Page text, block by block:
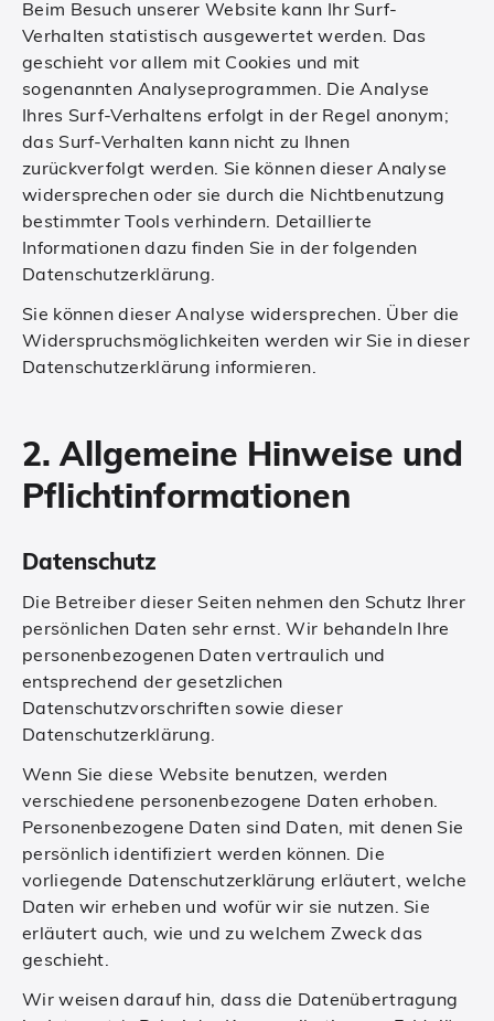
Beim Besuch unserer Website kann Ihr Surf-
Verhalten statistisch ausgewertet werden. Das
geschieht vor allem mit Cookies und mit
sogenannten Analyseprogrammen. Die Analyse
Ihres Surf-Verhaltens erfolgt in der Regel anonym;
das Surf-Verhalten kann nicht zu Ihnen
zurückverfolgt werden. Sie können dieser Analyse
widersprechen oder sie durch die Nichtbenutzung
bestimmter Tools verhindern. Detaillierte
Informationen dazu finden Sie in der folgenden
Datenschutzerklärung.
Sie können dieser Analyse widersprechen. Über die
Widerspruchsmöglichkeiten werden wir Sie in dieser
Datenschutzerklärung informieren.
2. Allgemeine Hinweise und
Pflichtinformationen
Datenschutz
Die Betreiber dieser Seiten nehmen den Schutz Ihrer
persönlichen Daten sehr ernst. Wir behandeln Ihre
personenbezogenen Daten vertraulich und
entsprechend der gesetzlichen
Datenschutzvorschriften sowie dieser
Datenschutzerklärung.
Wenn Sie diese Website benutzen, werden
verschiedene personenbezogene Daten erhoben.
Personenbezogene Daten sind Daten, mit denen Sie
persönlich identifiziert werden können. Die
vorliegende Datenschutzerklärung erläutert, welche
Daten wir erheben und wofür wir sie nutzen. Sie
erläutert auch, wie und zu welchem Zweck das
geschieht.
Wir weisen darauf hin, dass die Datenübertragung